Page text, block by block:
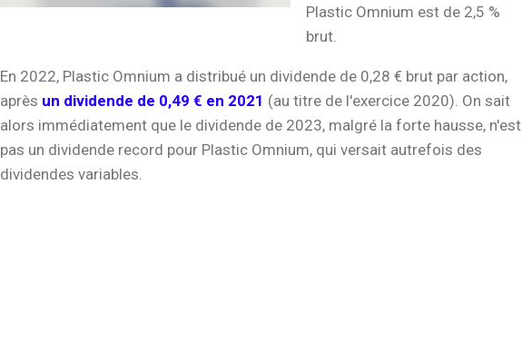
Plastic Omnium est de 2,5 %
brut.
En 2022, Plastic Omnium a distribué un dividende de 0,28 € brut par action,
après un dividende de 0,49 € en 2021 (au titre de l'exercice 2020). On sait
alors immédiatement que le dividende de 2023, malgré la forte hausse, n'est
pas un dividende record pour Plastic Omnium, qui versait autrefois des
dividendes variables.